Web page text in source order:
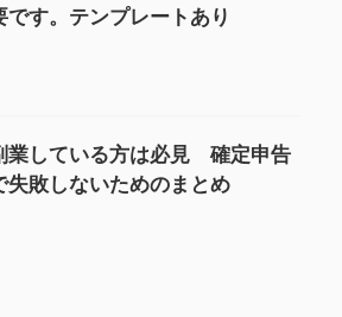
です。テンプレートあり
業している方は必見 確定申告
失敗しないためのまとめ